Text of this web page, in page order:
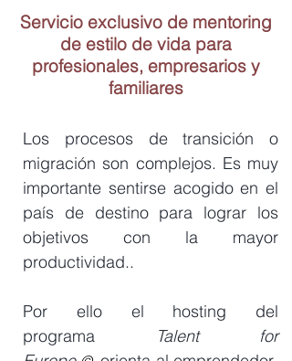
Servicio exclusivo de mentoring
de estilo de vida para
profesionales, empresarios y
familiares
Los procesos de transición o
migración son complejos. Es muy
importante sentirse acogido en el
país de destino para lograr los
objetivos con la mayor
productividad..
Por ello el hosting del
programa
Talent for